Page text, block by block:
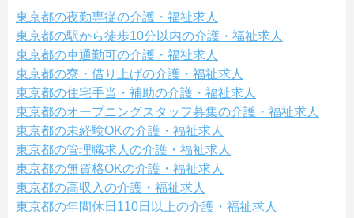
東京都の夜勤専従の介護・福祉求人
東京都の駅から徒歩10分以内の介護・福祉求人
東京都の車通勤可の介護・福祉求人
東京都の寮・借り上げの介護・福祉求人
東京都の住宅手当・補助の介護・福祉求人
東京都のオープニングスタッフ募集の介護・福祉求人
東京都の未経験OKの介護・福祉求人
東京都の管理職求人の介護・福祉求人
東京都の無資格OKの介護・福祉求人
東京都の高収入の介護・福祉求人
東京都の年間休日110日以上の介護・福祉求人